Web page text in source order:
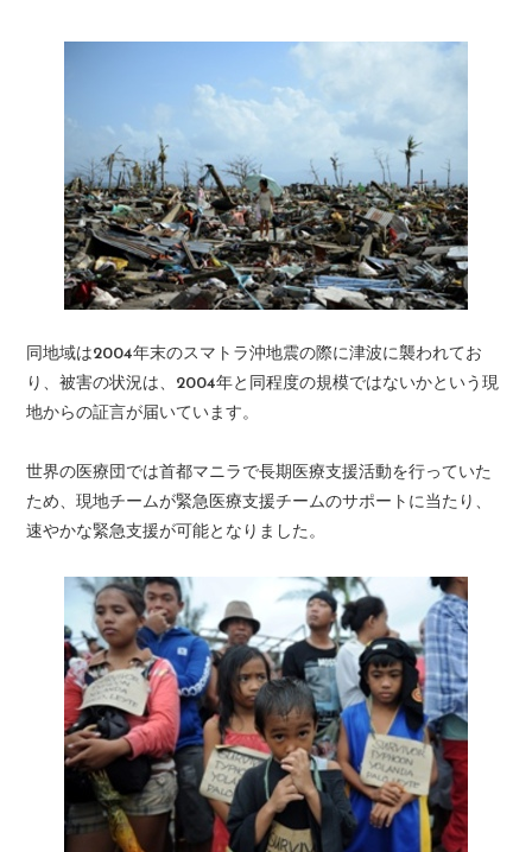
同地域は2004年末のスマトラ沖地震の際に津波に襲われてお
り、被害の状況は、2004年と同程度の規模ではないかという現
地からの証言が届いています。
世界の医療団では首都マニラで長期医療支援活動を行っていた
ため、現地チームが緊急医療支援チームのサポートに当たり、
速やかな緊急支援が可能となりました。